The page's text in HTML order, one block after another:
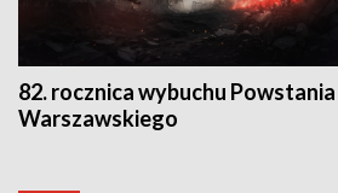
82. rocznica wybuchu Powstania
Warszawskiego